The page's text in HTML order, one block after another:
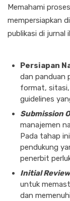
Memahami
mempersiapkan
publikasi di jurnal
Persiapan
dan panduan
format,
guidelines
Submission
manajemen
Pada tahap
pendukung
penerbit
Initial Review
untuk
dan